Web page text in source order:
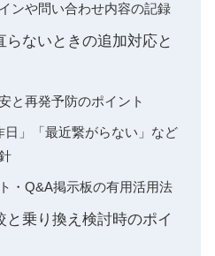
ンや問い合わせ内容の記録
らないときの追加対応と
と再発予防のポイント
日」「最近繋がらない」など
・Q&A掲示板の有用活用法
と乗り換え検討時のポイ